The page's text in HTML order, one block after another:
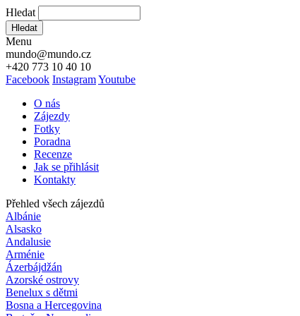
Hledat
Hledat
Menu
mundo@mundo.cz
+420 773 10 40 10
Facebook InstagramYoutube
O nás
Zájezdy
Fotky
Poradna
Recenze
Jak se přihlásit
Kontakty
Přehled všech zájezdů
Albánie
Alsasko
Andalusie
Arménie
Ázerbájdžán
Azorské ostrovy
Benelux s dětmi
Bosna a Hercegovina